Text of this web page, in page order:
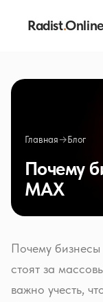
Radist.Online
Главная→Блог
Почему
MAX
Почему
стоят за
важно учесть,